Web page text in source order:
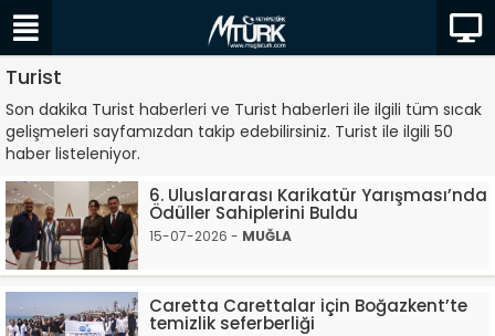
Turist
Son dakika Turist haberleri ve Turist haberleri ile ilgili tüm sıcak
gelişmeleri sayfamızdan takip edebilirsiniz. Turist ile ilgili 50
haber listeleniyor.
6. Uluslararası Karikatür Yarışması’nda
Ödüller Sahiplerini Buldu
15-07-2026 - MUĞLA
Caretta Carettalar için Boğazkent’te
temizlik seferberliği